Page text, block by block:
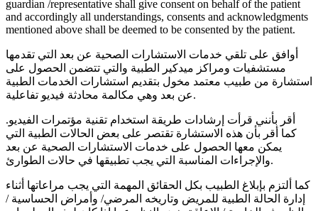
guardian /representative shall give consent on behalf of the patient
and accordingly all understandings, consents and acknowledgments
mentioned above shall be deemed to be consented by the patient.
أوافق على تلقي خدمات الاستشارات الصحية عن بعد التي تقدمها
مستشفيات ومراكز ميدكير الطبية والتي تتضمن الحصول على
استشارة من طبيب معتمد مخول بتقديم استشارات الخدمات الطبية
عن بعد وهي مكالمة محادثة فيديو تفاعلية.
أقر بأنني قرأت إرشادات طريقة استخدام تقنية مؤتمرات الفيديو.
كما أقر بأن هذه الاستشارة تقتصر على بعض الحالات الطبية التي
يمكن معها الحصول على خدمات الاستشارات الصحية عن بعد
والإجراءات المناسبة التي يجب تطبيقها في حالات الطوارئ.
كما ألتزم بإبلاغ الطبيب بكل الحقائق المهمة التي يجب مراعاتها أثناء
إدارة الحالة الطبية للمريض وتاريخه المرضي/ وأمراض الحساسية /